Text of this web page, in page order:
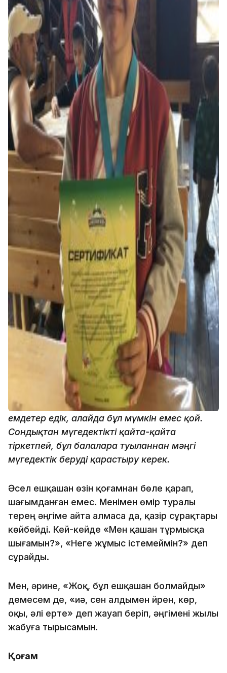
емдетер едік, алайда бұл мүмкін емес қой.
Сондықтан мүгедектікті қайта-қайта
тіркетпей, бұл балаларға туылғаннан мәңгі
мүгедектік беруді қарастыру керек.
Әсел ешқашан өзін қоғамнан бөле қарап,
шағымданған емес. Менімен өмір туралы
терең әңгіме айта алмаса да, қазір сұрақтары
көйбейді. Кей-кейде «Мен қашан тұрмысқа
шығамын?», «Неге жұмыс істемеймін?» деп
сұрайды.
Мен, әрине, «Жоқ, бұл ешқашан болмайды»
демесем де, «иә, сен алдымен үйрен, көр,
оқы, әлі ерте» деп жауап беріп, әңгімені жылы
жабуға тырысамын.
Қоғам